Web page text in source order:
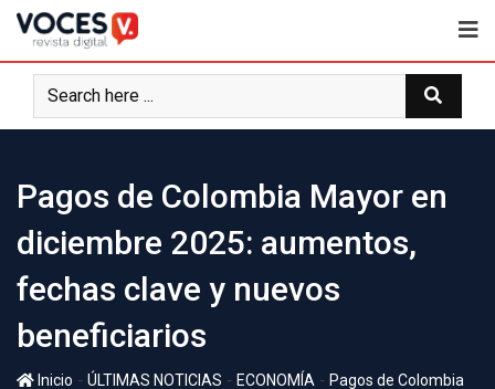
Pagos de Colombia Mayor en
diciembre 2025: aumentos,
fechas clave y nuevos
beneficiarios
Inicio - ÚLTIMAS NOTICIAS - ECONOMÍA - Pagos de Colombia